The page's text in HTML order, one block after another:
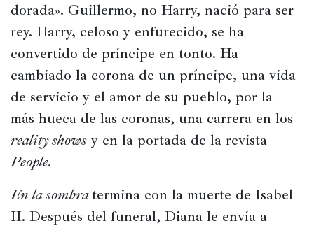
dorada». Guillermo, no Harry, nació para ser
rey. Harry, celoso y enfurecido, se ha
convertido de príncipe en tonto. Ha
cambiado la corona de un príncipe, una vida
de servicio y el amor de su pueblo, por la
reality shows
People.
En la sombra termina con la muerte de Isabel
II. Después del funeral, Diana le envía a